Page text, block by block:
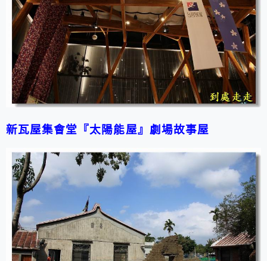
新瓦屋集會堂『太陽能屋』劇場故事屋